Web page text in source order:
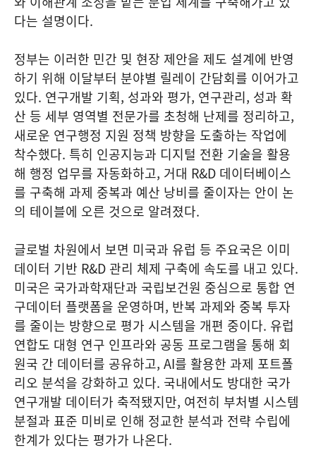
다는 설명이다.
정부는 이러한 민간 및 현장 제안을 제도 설계에 반영
하기 위해 이달부터 분야별 릴레이 간담회를 이어가고
있다. 연구개발 기획, 성과와 평가, 연구관리, 성과 확
산 등 세부 영역별 전문가를 초청해 난제를 정리하고,
새로운 연구행정 지원 정책 방향을 도출하는 작업에
착수했다. 특히 인공지능과 디지털 전환 기술을 활용
해 행정 업무를 자동화하고, 거대 R&D 데이터베이스
를 구축해 과제 중복과 예산 낭비를 줄이자는 안이 논
의 테이블에 오른 것으로 알려졌다.
글로벌 차원에서 보면 미국과 유럽 등 주요국은 이미
데이터 기반 R&D 관리 체제 구축에 속도를 내고 있다.
미국은 국가과학재단과 국립보건원 중심으로 통합 연
구데이터 플랫폼을 운영하며, 반복 과제와 중복 투자
를 줄이는 방향으로 평가 시스템을 개편 중이다. 유럽
연합도 대형 연구 인프라와 공동 프로그램을 통해 회
원국 간 데이터를 공유하고, AI를 활용한 과제 포트폴
리오 분석을 강화하고 있다. 국내에서도 방대한 국가
연구개발 데이터가 축적됐지만, 여전히 부처별 시스템
분절과 표준 미비로 인해 정교한 분석과 전략 수립에
한계가 있다는 평가가 나온다.